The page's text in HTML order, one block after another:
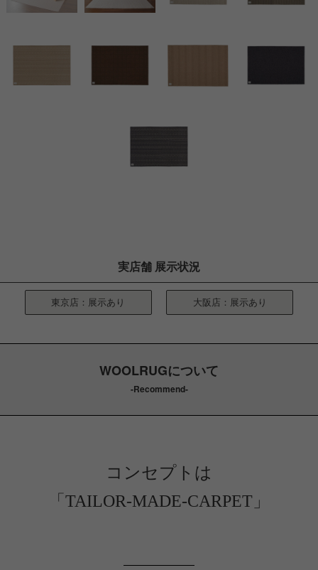
実店舗 展示状況
東京店：展示あり 大阪店：展示あり
WOOLRUGについて
-Recommend-
コンセプトは
「TAILOR-MADE-CARPET」